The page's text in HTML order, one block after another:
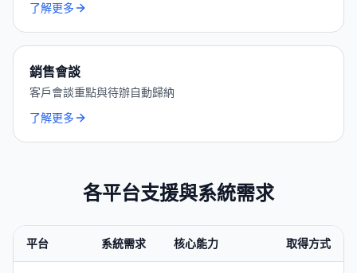
了解更多
銷售會談
客戶會談重點與待辦自動歸納
了解更多
各平台支援與系統需求
平台 系統需求 核心能力 取得方式